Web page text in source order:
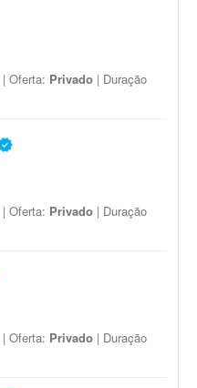
| Oferta: Privado | Duração
| Oferta: Privado | Duração
| Oferta: Privado | Duração